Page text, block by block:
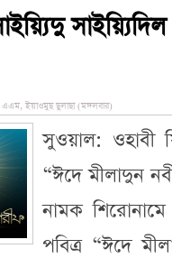
ইয়াওমুছ ছুলাছা (মঙ্গলবার)
সুওয়াল: ওহাবী
“ঈদে মীলাদুন
নামক
পবিত্র “ঈদে